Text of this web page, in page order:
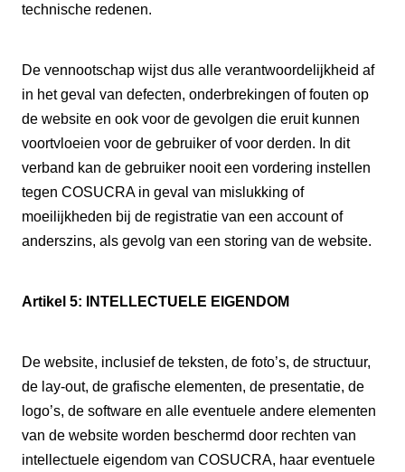
technische redenen.
De vennootschap wijst dus alle verantwoordelijkheid af
in het geval van defecten, onderbrekingen of fouten op
de website en ook voor de gevolgen die eruit kunnen
voortvloeien voor de gebruiker of voor derden. In dit
verband kan de gebruiker nooit een vordering instellen
tegen COSUCRA in geval van mislukking of
moeilijkheden bij de registratie van een account of
anderszins, als gevolg van een storing van de website.
Artikel 5: INTELLECTUELE EIGENDOM
De website, inclusief de teksten, de foto’s, de structuur,
de lay-out, de grafische elementen, de presentatie, de
logo’s, de software en alle eventuele andere elementen
van de website worden beschermd door rechten van
intellectuele eigendom van COSUCRA, haar eventuele